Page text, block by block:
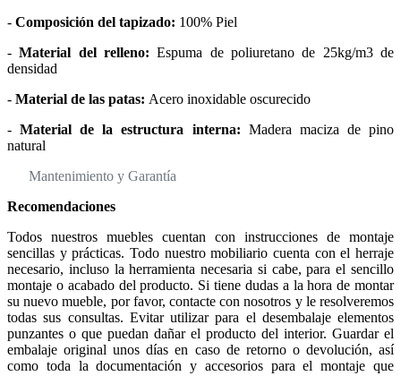
- Composición del tapizado: 100% Piel
- Material del relleno: Espuma de poliuretano de 25kg/m3 de
densidad
- Material de las patas: Acero inoxidable oscurecido
- Material de la estructura interna: Madera maciza de pino
natural
Mantenimiento y Garantía
Recomendaciones
Todos nuestros muebles cuentan con instrucciones de montaje
sencillas y prácticas. Todo nuestro mobiliario cuenta con el herraje
necesario, incluso la herramienta necesaria si cabe, para el sencillo
montaje o acabado del producto. Si tiene dudas a la hora de montar
su nuevo mueble, por favor, contacte con nosotros y le resolveremos
todas sus consultas. Evitar utilizar para el desembalaje elementos
punzantes o que puedan dañar el producto del interior. Guardar el
embalaje original unos días en caso de retorno o devolución, así
como toda la documentación y accesorios para el montaje que